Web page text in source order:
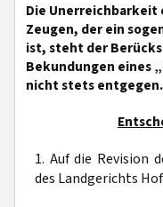
Die
Zeugen, der ein
ist, steht der
Bekundungen eines
nicht stets entgegen.
1. Auf die Revision
des Landgerichts